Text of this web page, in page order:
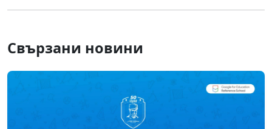
Свързани новини